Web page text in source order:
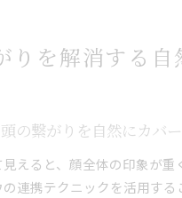
りを解消する自
の繋がりを自然にカバー
えると、顔全体の印象が重
連携テクニックを活用する